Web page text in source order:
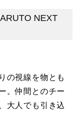
NEXT
の視線を物とも
。仲間とのチー
大人でも引き込